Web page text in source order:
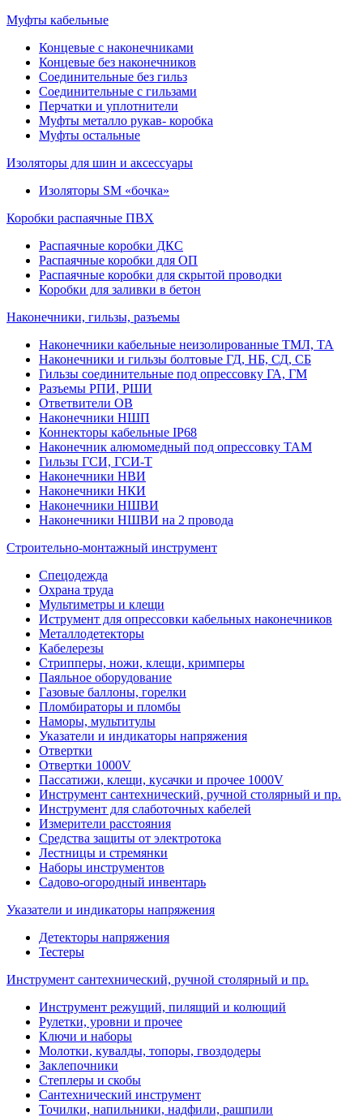
Муфты кабельные
Концевые с наконечниками
Концевые без наконечников
Соединительные без гильз
Соединительные с гильзами
Перчатки и уплотнители
Муфты металло рукав- коробка
Муфты остальные
Изоляторы для шин и аксессуары
Изоляторы SM «бочка»
Коробки распаячные ПВХ
Распаячные коробки ДКС
Распаячные коробки для ОП
Распаячные коробки для скрытой проводки
Коробки для заливки в бетон
Наконечники, гильзы, разъемы
Наконечники кабельные неизолированные ТМЛ, ТА
Наконечники и гильзы болтовые ГД, НБ, СД, СБ
Гильзы соединительные под опрессовку ГА, ГМ
Разъемы РПИ, РШИ
Ответвители ОВ
Наконечники НШП
Коннекторы кабельные IP68
Наконечник алюмомедный под опрессовку ТАМ
Гильзы ГСИ, ГСИ-Т
Наконечники НВИ
Наконечники НКИ
Наконечники НШВИ
Наконечники НШВИ на 2 провода
Строительно-монтажный инструмент
Спецодежда
Охрана труда
Мультиметры и клещи
Иструмент для опрессовки кабельных наконечников
Металлодетекторы
Кабелерезы
Стрипперы, ножи, клещи, кримперы
Паяльное оборудование
Газовые баллоны, горелки
Пломбираторы и пломбы
Наморы, мультитулы
Указатели и индикаторы напряжения
Отвертки
Отвертки 1000V
Пассатижи, клещи, кусачки и прочее 1000V
Инструмент сантехнический, ручной столярный и пр.
Инструмент для слаботочных кабелей
Измерители расстояния
Средства защиты от электротока
Лестницы и стремянки
Наборы инструментов
Садово-огородный инвентарь
Указатели и индикаторы напряжения
Детекторы напряжения
Тестеры
Инструмент сантехнический, ручной столярный и пр.
Инструмент режущий, пилящий и колющий
Рулетки, уровни и прочее
Ключи и наборы
Молотки, кувалды, топоры, гвоздодеры
Заклепочники
Степлеры и скобы
Сантехнический инструмент
Точилки, напильники, надфили, рашпили